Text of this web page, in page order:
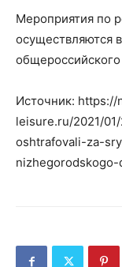
Мероприятия по
осуществляются
общероссийского
Источник: https://
leisure.ru/2021/
oshtrafovali-za-
nizhegorodskogo-